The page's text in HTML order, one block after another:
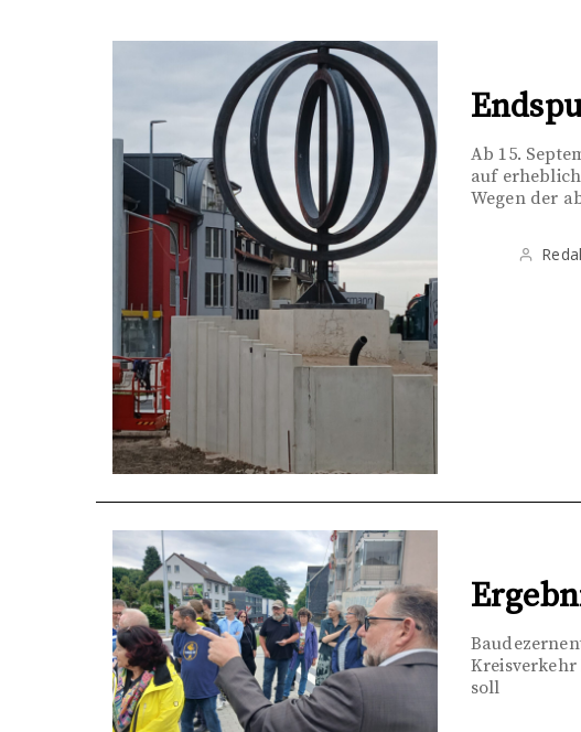
Ab 15.
auf
Wegen der
Kreisverkehr
soll